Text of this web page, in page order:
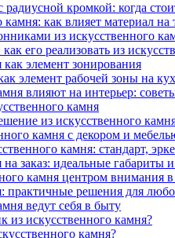
кромкой: когда
как влияет материал на
из искусственного
его реализовать из
элемент зонирования
элемент рабочей зоны на
влияют на интерьер:
камня
из искусственного
камня с декором и
камня: стандарт,
заказ: идеальные габариты
камня центром внимания в
практичные решения для
ведут себя в быту
искусственного камня?
камня?